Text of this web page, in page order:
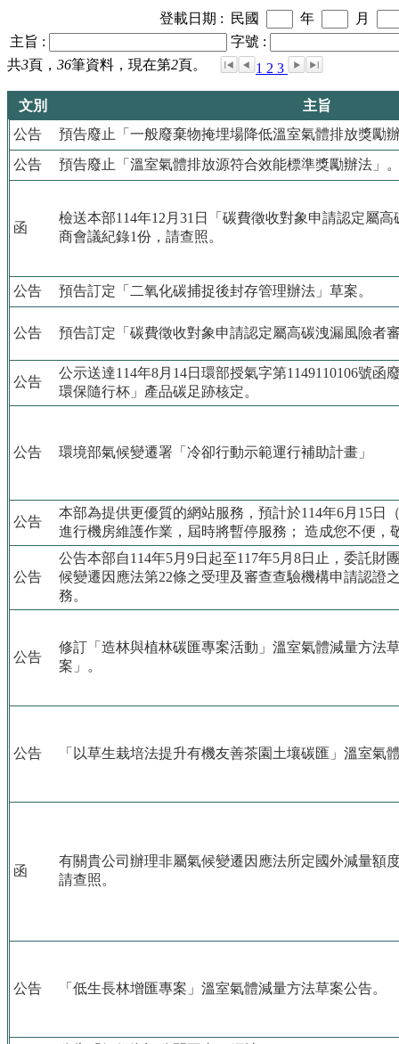
登載日期 : 民國 年
月
主旨 :
字號 :
共3頁， 36筆資料，現在第2頁。 1 2 3
文別
主旨
公告
預告廢止「一般廢棄物掩埋場降低溫室氣體排放獎勵
公告
預告廢止「溫室氣體排放源符合效能標準獎勵辦法」
函
檢送本部114年12月31日「碳費徵收對象申請認定屬
商會議紀錄1份，請查照。
公告 預告訂定「二氧化碳捕捉後封存管理辦法」草案。
公告 預告訂定「碳費徵收對象申請認定屬高碳洩漏風險者
公告
公示送達114年8月14日環部授氣字第1149110106號函
環保隨行杯」產品碳足跡核定。
公告 環境部氣候變遷署「冷卻行動示範運行補助計畫」
公告
本部為提供更優質的網站服務，預計於114年6月15日
進行機房維護作業，屆時將暫停服務； 造成您不便，
公告
公告本部自114年5月9日起至117年5月8日止，委託財
候變遷因應法第22條之受理及審查查驗機構申請認證
務。
公告
修訂「造林與植林碳匯專案活動」溫室氣體減量方法
案」。
公告 「以草生栽培法提升有機友善茶園土壤碳匯」溫室氣
函
有關貴公司辦理非屬氣候變遷因應法所定國外減量額
請查照。
公告 「低生長林增匯專案」溫室氣體減量方法草案公告。